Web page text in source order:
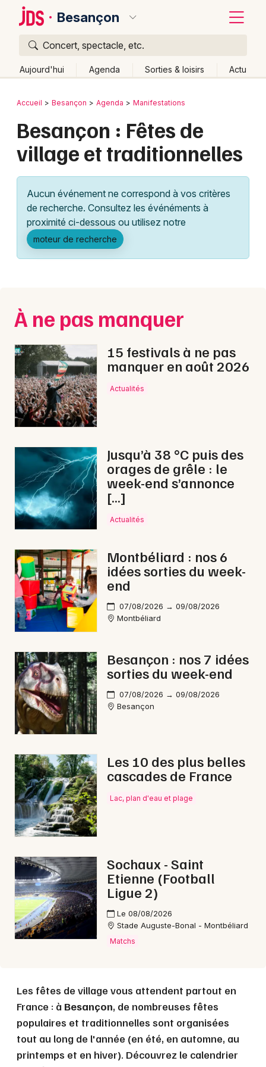
Besançon
Concert, spectacle, etc.
Aujourd'hui Agenda Sorties & loisirs Actu
Publier un événement
Grands événements
Activité & Expérience
Manifestations
Foires & salons
Concerts
Sports
Soirées
Sorties famille
Sorties & loisirs
Fêtes dans le Doubs
Fêtes en Franche-Comté
Fêtes en Bourgogne-Franche-Comté
Newsletter des sorties
Artistes en tournée
Actus à Besançon
Magazine à Besançon
Choisir mes départements
Mon email
Je m'abonne
Bordeaux
Colmar
Lille
Lyon
Marseille
Mulhouse
Nice
Paris
Strasbourg
Toulouse
Toutes les villes
Retour
Accueil Besançon Agenda Manifestations
Besançon : Fêtes de
village et traditionnelles
Aucun événement ne correspond à vos critères
de recherche. Consultez les événéments à
proximité ci-dessous ou utilisez notre
moteur de recherche
À ne pas manquer
15 festivals à ne pas
manquer en août 2026
Actualités
Jusqu’à 38 °C puis des
orages de grêle : le
week-end s’annonce
[…]
Actualités
Montbéliard : nos 6
idées sorties du week-
end
07/08/2026 → 09/08/2026
Montbéliard
Besançon : nos 7 idées
sorties du week-end
07/08/2026 → 09/08/2026
Besançon
Les 10 des plus belles
cascades de France
Lac, plan d'eau et plage
Sochaux - Saint
Etienne (Football
Ligue 2)
Le 08/08/2026
Stade Auguste-Bonal - Montbéliard
Matchs
Les fêtes de village vous attendent partout en
France : à Besançon, de nombreuses fêtes
populaires et traditionnelles sont organisées
tout au long de l'année (en été, en automne, au
printemps et en hiver). Découvrez le calendrier
Quoi ?
Où ?
Partout
Près de moi Changer de lieu
Quand ?
Effacer les dates
Aujourd'hui
Demain Ce week-end Autre